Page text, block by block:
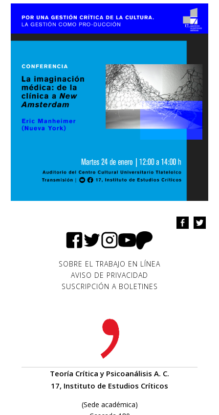
SOBRE EL TRABAJO EN LÍNEA
AVISO DE PRIVACIDAD
SUSCRIPCIÓN A BOLETINES
Teoría Crítica y Psicoanálisis A. C.
17, Instituto de Estudios Críticos
(Sede académica)